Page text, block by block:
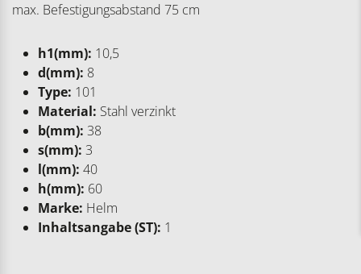
max. Befestigungsabstand 75 cm
h1(mm): 10,5
d(mm): 8
Type: 101
Material: Stahl verzinkt
b(mm): 38
s(mm): 3
l(mm): 40
h(mm): 60
Marke: Helm
Inhaltsangabe (ST): 1